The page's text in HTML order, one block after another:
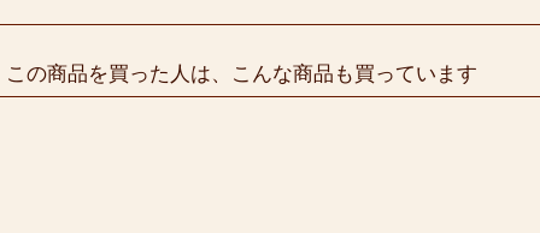
この商品を買った人は、こんな商品も買っています